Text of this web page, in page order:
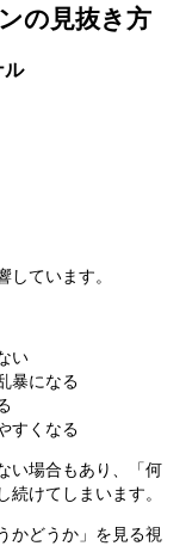
の見抜き方
ています。
い
暴になる
すくなる
い場合もあり、「何
けてしまいます。
かどうか」を見る視